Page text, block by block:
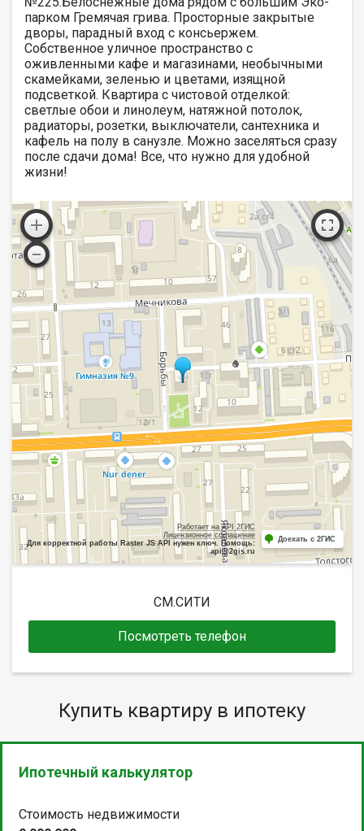
парком Гремячая грива. Просторные закрытые
дворы, парадный вход с консьержем.
Собственное уличное пространство с
оживленными кафе и магазинами, необычными
скамейками, зеленью и цветами, изящной
подсветкой. Квартира с чистовой отделкой:
светлые обои и линолеум, натяжной потолок,
радиаторы, розетки, выключатели, сантехника и
кафель на полу в санузле. Можно заселяться сразу
после сдачи дома! Все, что нужно для удобной
жизни!
Работает на API 2ГИС
Лицензионное соглашение
Для корректной работы Raster JS API нужен ключ. Помощь:
api@2gis.ru
Доехать с 2ГИС
СМ.СИТИ
Посмотреть телефон
Купить квартиру в ипотеку
Ипотечный калькулятор
Стоимость недвижимости